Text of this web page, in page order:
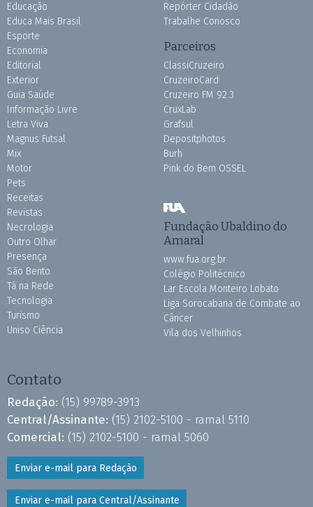
Educação
Educa Mais Brasil
Esporte
Economia
Editorial
Exterior
Guia Saúde
Informação Livre
Letra Viva
Magnus Futsal
Mix
Motor
Pets
Receitas
Revistas
Necrologia
Outro Olhar
Presença
São Bento
Tá na Rede
Tecnologia
Turismo
Uniso Ciência
Repórter Cidadão
Trabalhe Conosco
Parceiros
ClassiCruzeiro
CruzeiroCard
Cruzeiro FM 92.3
CruxLab
Grafsul
Depositphotos
Burh
Pink do Bem OSSEL
Fundação Ubaldino do
Amaral
www.fua.org.br
Colégio Politécnico
Lar Escola Monteiro Lobato
Liga Sorocabana de Combate ao
Câncer
Vila dos Velhinhos
Contato
Redação: (15) 99789-3913
Central/Assinante: (15) 2102-5100 - ramal 5110
Comercial: (15) 2102-5100 - ramal 5060
Enviar e-mail para Redação
Enviar e-mail para Central/Assinante